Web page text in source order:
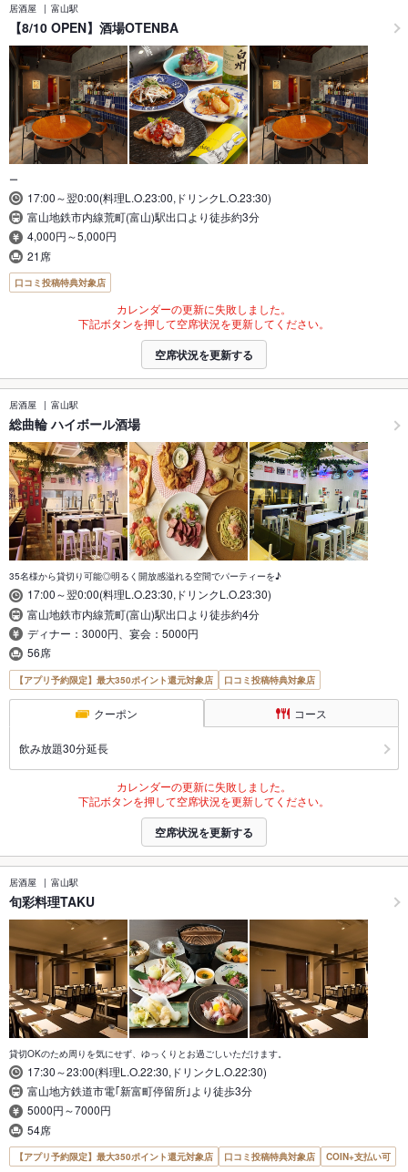
居酒屋 富山駅
【8/10 OPEN】酒場OTENBA
ー
17:00～翌0:00(料理L.O.23:00,ドリンクL.O.23:30)
富山地鉄市内線荒町(富山)駅出口より徒歩約3分
4,000円～5,000円
21席
口コミ投稿特典対象店
カレンダーの更新に失敗しました。
下記ボタンを押して空席状況を更新してください。
空席状況を更新する
居酒屋 富山駅
総曲輪 ハイボール酒場
35名様から貸切り可能◎明るく開放感溢れる空間でパーティーを♪
17:00～翌0:00(料理L.O.23:30,ドリンクL.O.23:30)
富山地鉄市内線荒町(富山)駅出口より徒歩約4分
ディナー：3000円、宴会：5000円
56席
【アプリ予約限定】最大350ポイント還元対象店 口コミ投稿特典対象店
クーポン コース
飲み放題30分延長
カレンダーの更新に失敗しました。
下記ボタンを押して空席状況を更新してください。
空席状況を更新する
居酒屋 富山駅
旬彩料理TAKU
貸切OKのため周りを気にせず、ゆっくりとお過ごしいただけます。
17:30～23:00(料理L.O.22:30,ドリンクL.O.22:30)
富山地方鉄道市電｢新富町停留所｣より徒歩3分
5000円～7000円
54席
【アプリ予約限定】最大350ポイント還元対象店 口コミ投稿特典対象店 COIN+支払い可